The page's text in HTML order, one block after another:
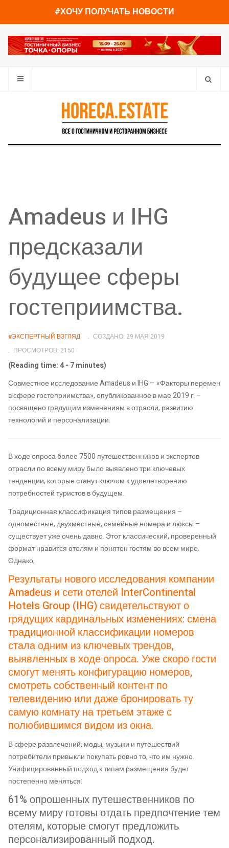
#ХОЧУ ПОЛУЧАТЬ НОВОСТИ
Amadeus и IHG
предсказали
будущее сферы
гостеприимства.
#ЭКСПЕРТНЫЙ ВЗГЛЯД
СОЗДАНО: 29 МАЯ 2019
ПРОСМОТРОВ: 2150
(Reading time: 4 - 7 minutes)
Совместное исследование Amadeus и IHG – «Факторы перемен
в сфере гостеприимства», опубликованное в мае 2019 г. –
посвящено грядущим изменениям в отрасли, развитию
технологий и персонализации.
В ходе опроса более 7500 путешественников и экспертов
отрасли по всему миру было выявлено три ключевых
тенденции, которые станут ключом к удовлетворению
потребностей туристов в будущем.
Традиционная классификация типов размещения –
одноместные, двухместные, семейные номера и люксы –
существует уже очень давно. Этот классический, проверенный
формат нравится отелям и понятен гостям во всем мире.
Однако,
Результаты нового исследования компании
Amadeus и сети отелей InterContinental
Hotels Group (IHG) свидетельствуют о
грядущих кардинальных изменениях: смена
традиционной классификации номеров
стала одним из ключевых трендов,
выявленных в ходе опроса. Уже скоро гости
смогут менять конфигурацию номеров,
смотреть собственный контент по
телевидению или даже бронировать ту
самую комнату на третьем этаже с
полюбившимся видом из окна.
В сфере развлечений, моды, музыки и путешествий
потребители привыкли покупать ровно то, что им нужно.
Унифицированный подход к типам размещения будет
постепенно меняться:
61% опрошенных путешественников по
всему миру готовы отдать предпочтение тем
отелям, которые смогут предложить
персонализированный подход.